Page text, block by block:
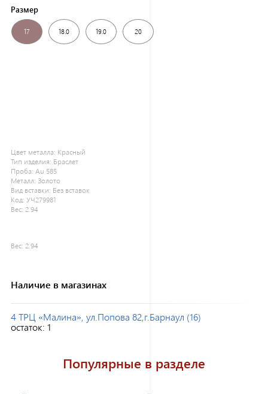
Размер
17 18.0 19.0 20
Цвет металла: Красный
Тип изделия: Браслет
Проба: Au 585
Металл: Золото
Вид вставки: Без вставок
Код: УЧ279981
Вес: 2.94
Вес: 2.94
Наличие в магазинах
4 ТРЦ «Малина», ул.Попова 82,г.Барнаул (16)
остаток: 1
Популярные в разделе